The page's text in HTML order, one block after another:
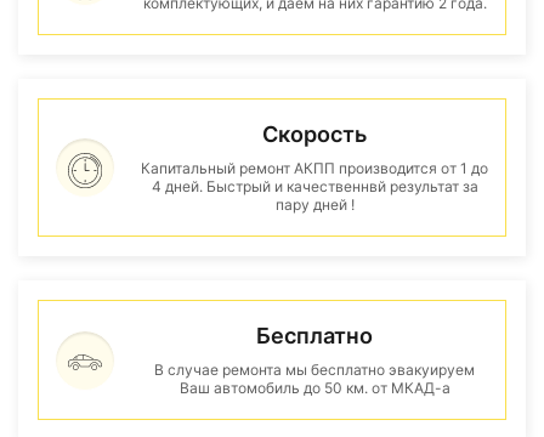
Скорость
Капитальный ремонт АКПП производится от 1 до
4 дней. Быстрый и качественнвй результат за
пару дней !
Бесплатно
В случае ремонта мы бесплатно эвакуируем
Ваш автомобиль до 50 км. от МКАД-а